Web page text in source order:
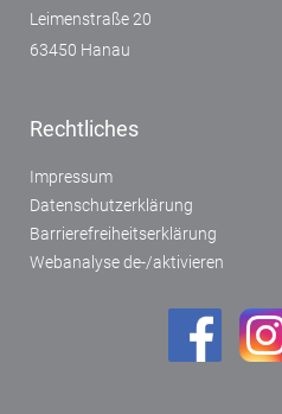
Leimenstraße 20
63450 Hanau
Rechtliches
Impressum
Datenschutzerklärung
Barrierefreiheitserklärung
Webanalyse de-/aktivieren